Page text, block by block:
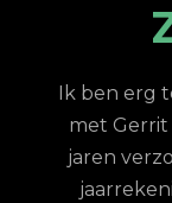
Ik ben erg
met Gerrit
jaren